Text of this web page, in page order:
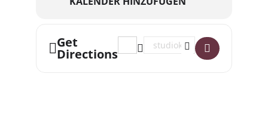
Get
Directions
Address - Workshop: Queere und
Destination Address -